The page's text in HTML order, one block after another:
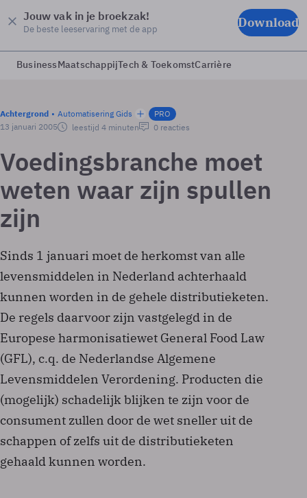
Jouw vak in je broekzak!
De beste leeservaring met de app Download
BusinessMaatschappijTech & ToekomstCarrière
Achtergrond Automatisering Gids
PRO
13 januari 2005
leestijd 4 minuten 0 reacties
Voedingsbranche moet
weten waar zijn spullen
zijn
Sinds 1 januari moet de herkomst van alle
levensmiddelen in Nederland achterhaald
kunnen worden in de gehele distributieketen.
De regels daarvoor zijn vastgelegd in de
Europese harmonisatiewet General Food Law
(GFL), c.q. de Nederlandse Algemene
Levensmiddelen Verordening. Producten die
(mogelijk) schadelijk blijken te zijn voor de
consument zullen door de wet sneller uit de
schappen of zelfs uit de distributieketen
gehaald kunnen worden.